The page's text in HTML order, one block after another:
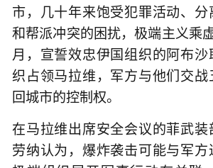
市，几十年来饱受犯罪活动、分
和帮派冲突的困扰，极端主义乘
月，宣誓效忠伊国组织的阿布沙
织占领马拉维，军方与他们交战
回城市的控制权。
在马拉维出席安全会议的菲武装
劳纳认为，爆炸袭击可能与军方